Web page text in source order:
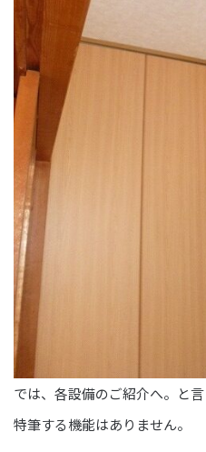
では、各設備のご紹介へ。と
特筆する機能はありません。